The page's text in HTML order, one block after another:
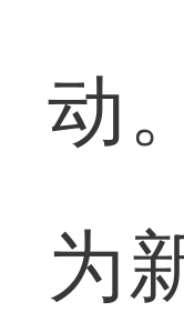
动
为